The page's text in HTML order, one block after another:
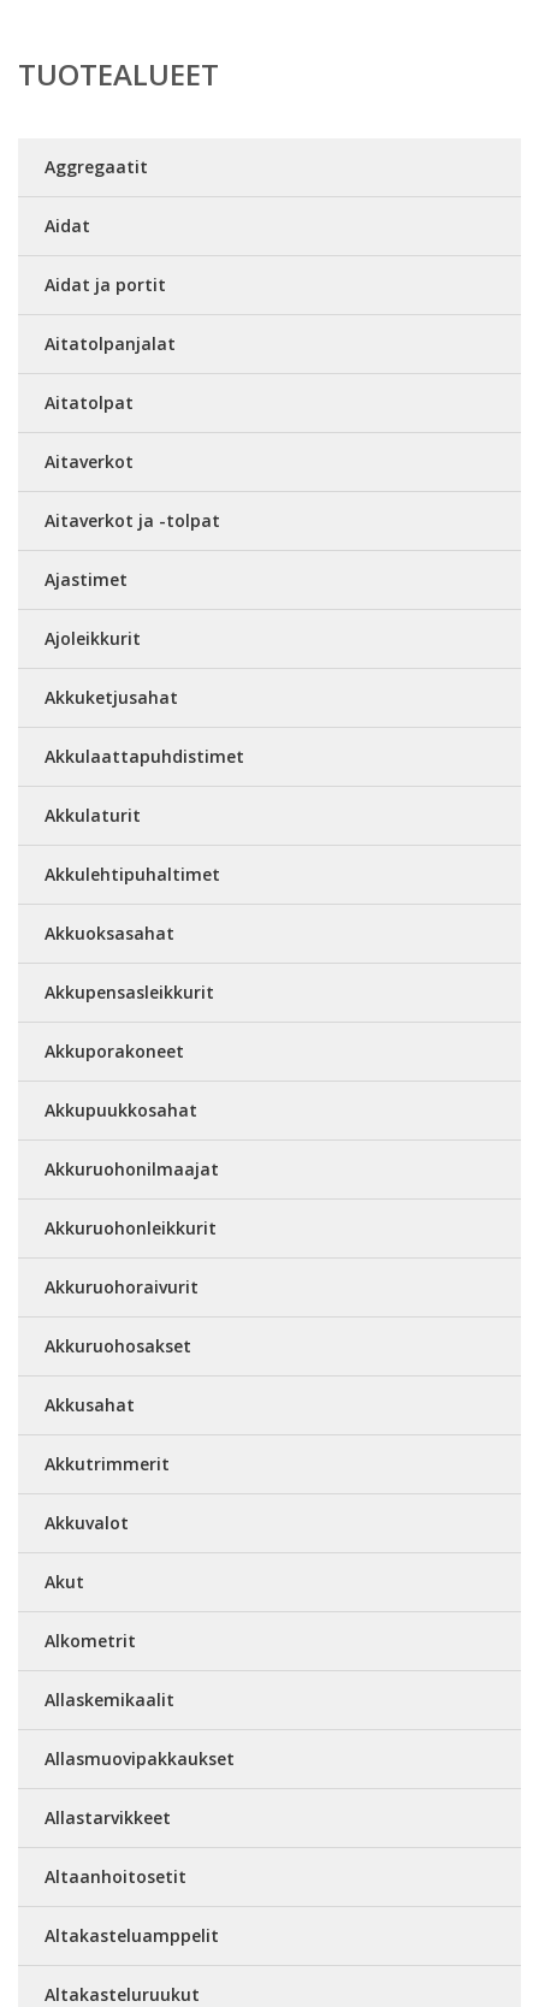
TUOTEALUEET
Aggregaatit
Aidat
Aidat ja portit
Aitatolpanjalat
Aitatolpat
Aitaverkot
Aitaverkot ja -tolpat
Ajastimet
Ajoleikkurit
Akkuketjusahat
Akkulaattapuhdistimet
Akkulaturit
Akkulehtipuhaltimet
Akkuoksasahat
Akkupensasleikkurit
Akkuporakoneet
Akkupuukkosahat
Akkuruohonilmaajat
Akkuruohonleikkurit
Akkuruohoraivurit
Akkuruohosakset
Akkusahat
Akkutrimmerit
Akkuvalot
Akut
Alkometrit
Allaskemikaalit
Allasmuovipakkaukset
Allastarvikkeet
Altaanhoitosetit
Altakasteluamppelit
Altakasteluruukut